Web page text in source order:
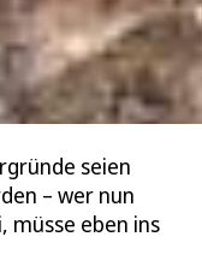
seien
– wer nun
müsse eben ins